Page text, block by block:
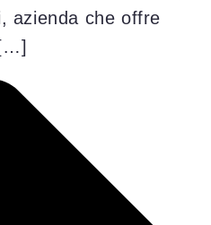
azienda che offre
[…]